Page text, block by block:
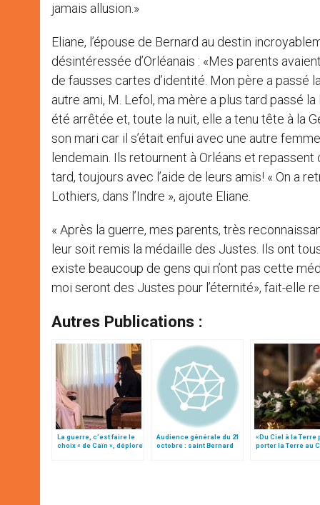
jamais allusion.»
Eliane, l’épouse de Bernard au destin
désintéressée d’Orléanais : «Mes parents
de fausses cartes d’identité. Mon père a passé
autre ami, M. Lefol, ma mère a plus tard passé
été arrêtée et, toute la nuit, elle a tenu tête à la
son mari car il s’était enfui avec une autre
lendemain. Ils retournent à Orléans et
tard, toujours avec l’aide de leurs amis! « On a
Lothiers, dans l’Indre », ajoute Eliane.
« Après la guerre, mes parents, très
leur soit remis la médaille des Justes. Ils ont
existe beaucoup de gens qui n’ont pas cette
moi seront des Justes pour l’éternité», fait-elle
Autres Publications :
La guerre, c’est faire le
choix « de Caïn », déplore
Audience générale du 21
octobre : saint Bernard
«Du Ciel à la Terre
porter la Terre au